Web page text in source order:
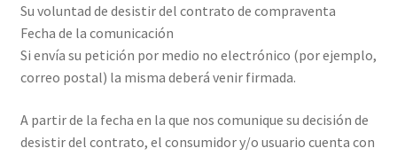
Su voluntad de desistir del contrato de compraventa
Fecha de la comunicación
Si envía su petición por medio no electrónico (por ejemplo,
correo postal) la misma deberá venir firmada.
A partir de la fecha en la que nos comunique su decisión de
desistir del contrato, el consumidor y/o usuario cuenta con